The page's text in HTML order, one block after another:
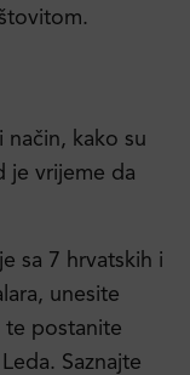
način, kako su
je vrijeme da
sa 7 hrvatskih i
unesite
te postanite
Saznajte